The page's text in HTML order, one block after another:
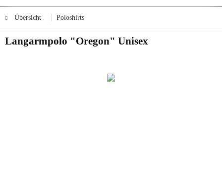
Übersicht Poloshirts
Langarmpolo "Oregon" Unisex